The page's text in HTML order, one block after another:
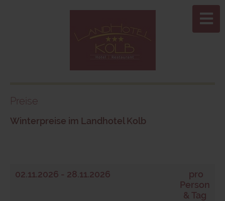
Preise
Winterpreise im Landhotel Kolb
02.11.2026 - 28.11.2026
pro
Person
& Tag